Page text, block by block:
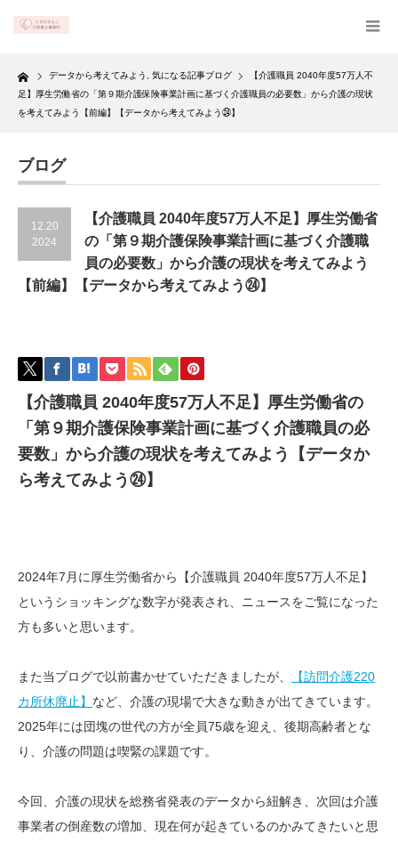
Home データから考えてみよう 気になる記事ブログ
【介護職員 2040年度57万人不
足】厚生労働省の「第９期介護保険事業計画に基づく介護職員の必要数」から介護の現状
を考えてみよう【前編】【データから考えてみよう㉔】
ブログ
12.20
2024
【介護職員 2040年度57万人不足】厚生労働省
の「第９期介護保険事業計画に基づく介護職
員の必要数」から介護の現状を考えてみよう
【前編】【データから考えてみよう㉔】
【介護職員 2040年度57万人不足】厚生労働省の
「第９期介護保険事業計画に基づく介護職員の必
要数」から介護の現状を考えてみよう【データか
ら考えてみよう㉔】
2024年7月に厚生労働省から【介護職員 2040年度57万人不足】
というショッキングな数字が発表され、ニュースをご覧になった
方も多いと思います。
また当ブログで以前書かせていただきましたが、
【訪問介護220
カ所休廃止】 など、介護の現場で大きな動きが出てきています。
2025年には団塊の世代の方が全員75歳を迎え、後期高齢者とな
り、介護の問題は喫緊の課題です。
今回、介護の現状を総務省発表のデータから紐解き、次回は介護
事業者の倒産数の増加、現在何が起きているのかみてきたいと思